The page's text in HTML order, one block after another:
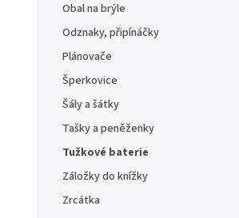
Obal na brýle
Odznaky, připínáčky
Plánovače
Šperkovice
Šály a šátky
Tašky a peněženky
Tužkové baterie
Záložky do knížky
Zrcátka